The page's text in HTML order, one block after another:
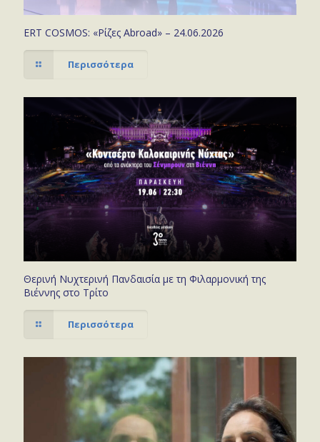
ERT COSMOS: «Ρίζες Abroad» – 24.06.2026
Περισσότερα
Θερινή Νυχτερινή Πανδαισία με τη Φιλαρμονική της
Βιέννης στο Τρίτο
Περισσότερα